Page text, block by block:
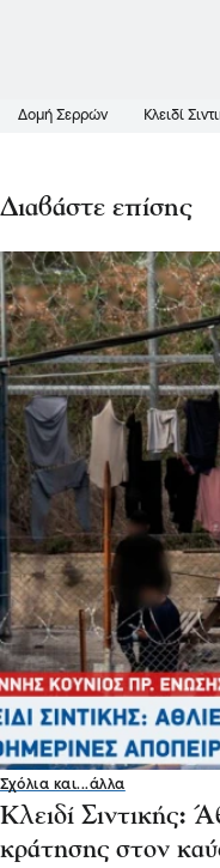
Δομή Σερρών Κλειδί
Διαβάστε επίσης
Σχόλια και...άλλα
Κλειδί Σιντικής:
κράτησης στον